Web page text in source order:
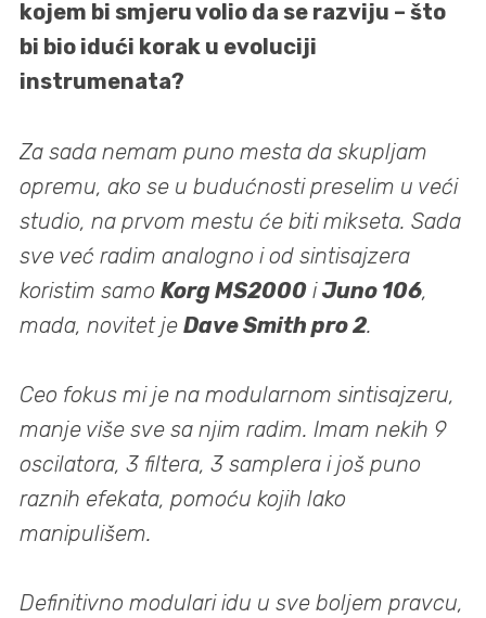
kojem bi smjeru volio da se razviju – što
bi bio idući korak u evoluciji
instrumenata?
Za sada nemam puno mesta da skupljam
opremu, ako se u budućnosti preselim u veći
studio, na prvom mestu će biti mikseta. Sada
sve već radim analogno i od sintisajzera
koristim samo Korg MS2000 iJuno 106,
mada, novitet je Dave Smith pro 2.
Ceo fokus mi je na modularnom sintisajzeru,
manje više sve sa njim radim. Imam nekih 9
oscilatora, 3 filtera, 3 samplera i još puno
raznih efekata, pomoću kojih lako
manipulišem.
Definitivno modulari idu u sve boljem pravcu,